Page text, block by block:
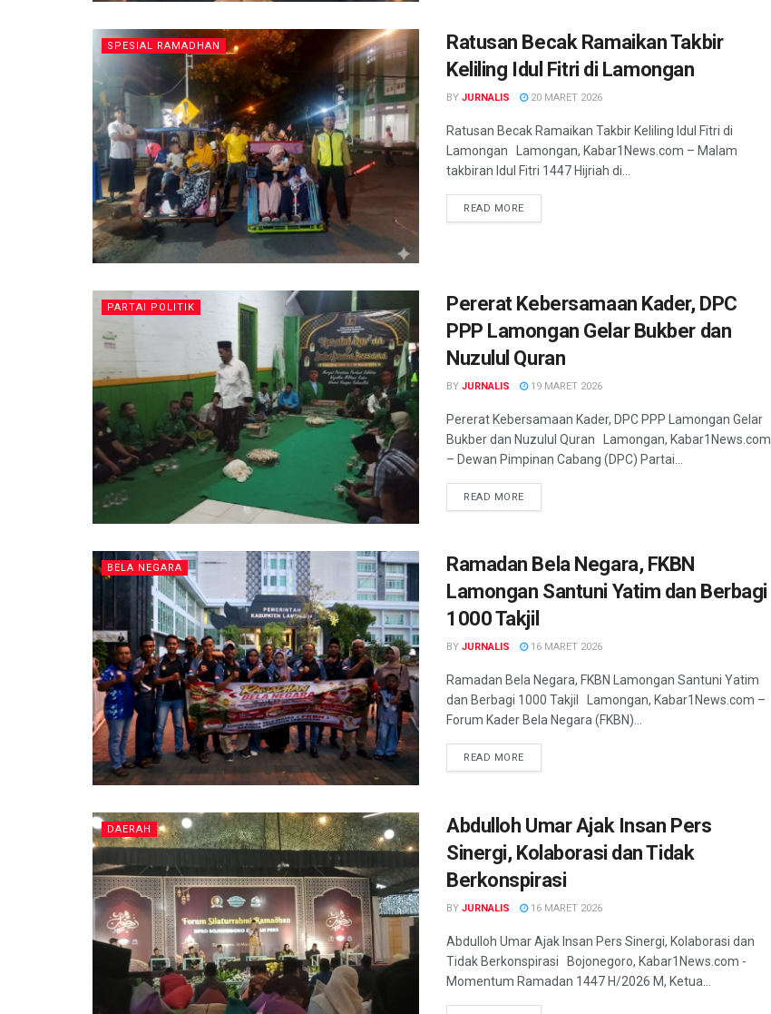
SPESIAL RAMADHAN
Ratusan Becak Ramaikan Takbir
Keliling Idul Fitri di Lamongan
BY JURNALIS 20 MARET 2026
Ratusan Becak Ramaikan Takbir Keliling Idul Fitri di
Lamongan Lamongan, Kabar1News.com – Malam
takbiran Idul Fitri 1447 Hijriah di...
READ MORE
PARTAI POLITIK
Pererat Kebersamaan Kader, DPC
PPP Lamongan Gelar Bukber dan
Nuzulul Quran
BY JURNALIS 19 MARET 2026
Pererat Kebersamaan Kader, DPC PPP Lamongan Gelar
Bukber dan Nuzulul Quran Lamongan, Kabar1News.com
– Dewan Pimpinan Cabang (DPC) Partai...
READ MORE
BELA NEGARA
Ramadan Bela Negara, FKBN
Lamongan Santuni Yatim dan Berbagi
1000 Takjil
BY JURNALIS 16 MARET 2026
Ramadan Bela Negara, FKBN Lamongan Santuni Yatim
dan Berbagi 1000 Takjil Lamongan, Kabar1News.com –
Forum Kader Bela Negara (FKBN)...
READ MORE
DAERAH
Abdulloh Umar Ajak Insan Pers
Sinergi, Kolaborasi dan Tidak
Berkonspirasi
BY JURNALIS 16 MARET 2026
Abdulloh Umar Ajak Insan Pers Sinergi, Kolaborasi dan
Tidak Berkonspirasi Bojonegoro, Kabar1News.com -
Momentum Ramadan 1447 H/2026 M, Ketua...